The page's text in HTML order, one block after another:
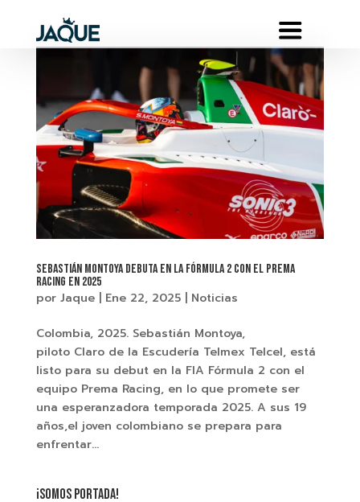
Sebastián Montoya debuta en la Fórmula 2 con el Prema
Racing en 2025
por Jaque| Ene 22, 2025| Noticias
Colombia, 2025. Sebastián Montoya,
piloto Claro de la Escudería Telmex Telcel, está
listo para su debut en la FIA Fórmula 2 con el
equipo Prema Racing, en lo que promete ser
una esperanzadora temporada 2025. A sus 19
años,el joven colombiano se prepara para
enfrentar...
¡SOMOS PORTADA!